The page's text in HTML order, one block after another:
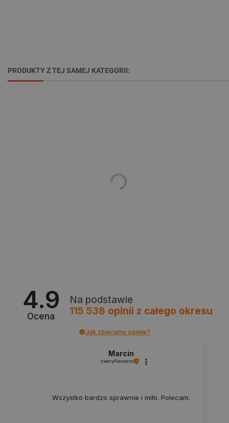
PRODUKTY Z TEJ SAMEJ KATEGORII:
4.9
Ocena
Na podstawie
115 538 opinii z całego okresu
Jak zbieramy opinie?
Marcin
zweryfikowano
Wszystko bardzo sprawnie i miło. Polecam.
Nazwa